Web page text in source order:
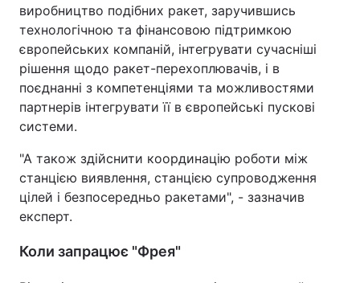
виробництво подібних ракет, заручившись
технологічною та фінансовою підтримкою
європейських компаній, інтегрувати сучасніші
рішення щодо ракет-перехоплювачів, і в
поєднанні з компетенціями та можливостями
партнерів інтегрувати її в європейські пускові
системи.
"А також здійснити координацію роботи між
станцією виявлення, станцією супроводження
цілей і безпосередньо ракетами", - зазначив
експерт.
Коли запрацює "Фрея"